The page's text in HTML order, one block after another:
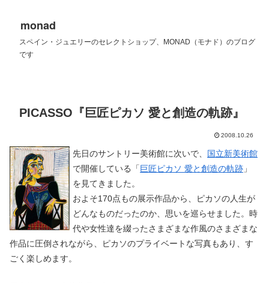
monad
スペイン・ジュエリーのセレクトショップ、MONAD（モナド）のブログ
です
PICASSO『巨匠ピカソ 愛と創造の軌跡』
2008.10.26
先日のサントリー美術館に次いで、
国立新美術館
で開催している「巨匠ピカソ 愛と創造の軌跡 」
を見てきました。
およそ170点もの展示作品から、ピカソの人生が
どんなものだったのか、思いを巡らせました。時
代や女性達を綴ったさまざまな作風のさまざまな
作品に圧倒されながら、ピカソのプライベートな写真もあり、す
ごく楽しめます。